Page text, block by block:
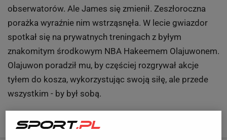
obserwatorów. Ale James się zmienił. Zeszłoroczna
porażka wyraźnie nim wstrząsnęła. W lecie gwiazdor
spotkał się na prywatnych treningach z byłym
znakomitym środkowym NBA Hakeemem Olajuwonem.
Olajuwon poradził mu, by częściej rozgrywał akcje
tyłem do kosza, wykorzystując swoją siłę, ale przede
wszystkim - by był sobą.
Cały tekstTUTAJ